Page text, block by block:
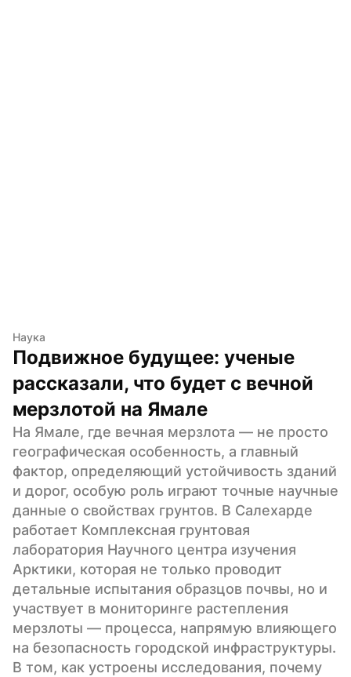
Наука
Подвижное будущее: ученые
рассказали, что будет с вечной
мерзлотой на Ямале
На Ямале, где вечная мерзлота — не просто
географическая особенность, а главный
фактор, определяющий устойчивость зданий
и дорог, особую роль играют точные научные
данные о свойствах грунтов. В Салехарде
работает Комплексная грунтовая
лаборатория Научного центра изучения
Арктики, которая не только проводит
детальные испытания образцов почвы, но и
участвует в мониторинге растепления
мерзлоты — процесса, напрямую влияющего
на безопасность городской инфраструктуры.
В том, как устроены исследования, почему